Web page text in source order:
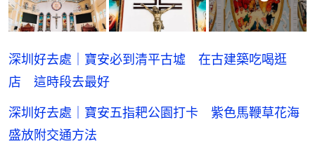
深圳好去處｜寶安必到清平古墟 在古建築吃喝逛
店 這時段去最好
深圳好去處｜寶安五指耙公園打卡 紫色馬鞭草花海
盛放附交通方法